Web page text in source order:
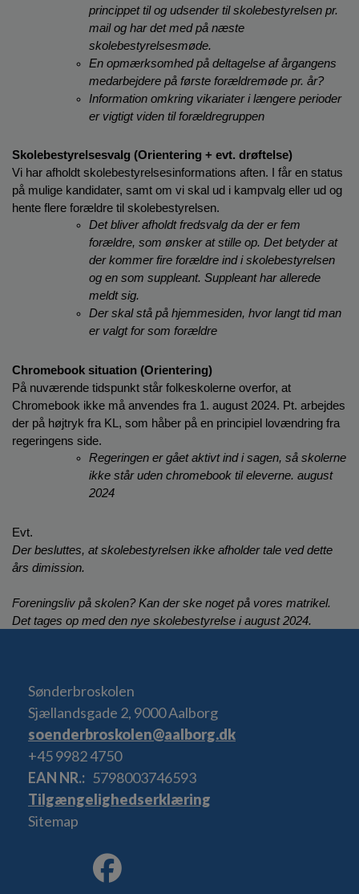
princippet til og udsender til skolebestyrelsen pr.
mail og har det med på næste
skolebestyrelsesmøde.
En opmærksomhed på deltagelse af årgangens
medarbejdere på første forældremøde pr. år?
Information omkring vikariater i længere perioder
er vigtigt viden til forældregruppen
Skolebestyrelsesvalg (Orientering + evt. drøftelse)
Vi har afholdt skolebestyrelsesinformations aften. I får en status
på mulige kandidater, samt om vi skal ud i kampvalg eller ud og
hente flere forældre til skolebestyrelsen.
Det bliver afholdt fredsvalg da der er fem
forældre, som ønsker at stille op. Det betyder at
der kommer fire forældre ind i skolebestyrelsen
og en som suppleant. Suppleant har allerede
meldt sig.
Der skal stå på hjemmesiden, hvor langt tid man
er valgt for som forældre
Chromebook situation (Orientering)
På nuværende tidspunkt står folkeskolerne overfor, at
Chromebook ikke må anvendes fra 1. august 2024. Pt. arbejdes
der på højtryk fra KL, som håber på en principiel lovændring fra
regeringens side.
Regeringen er gået aktivt ind i sagen, så skolerne
ikke står uden chromebook til eleverne. august
2024
Evt.
Der besluttes, at skolebestyrelsen ikke afholder tale ved dette
års dimission.
Foreningsliv på skolen? Kan der ske noget på vores matrikel.
Det tages op med den nye skolebestyrelse i august 2024.
Sønderbroskolen
Sjællandsgade 2, 9000 Aalborg
soenderbroskolen@aalborg.dk
+45 9982 4750
EAN NR.
5798003746593
Tilgængelighedserklæring
Sitemap